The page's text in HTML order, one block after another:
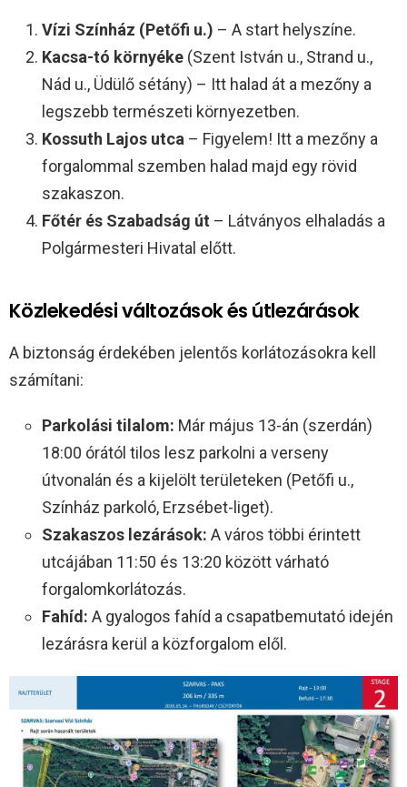
Vízi Színház (Petőfi u.) – A start helyszíne.
Kacsa-tó környéke (Szent István u., Strand u.,
Nád u., Üdülő sétány) – Itt halad át a mezőny a
legszebb természeti környezetben.
Kossuth Lajos utca – Figyelem! Itt a mezőny a
forgalommal szemben halad majd egy rövid
szakaszon.
Főtér és Szabadság út – Látványos elhaladás a
Polgármesteri Hivatal előtt.
Közlekedési változások és útlezárások
A biztonság érdekében jelentős korlátozásokra kell
számítani:
Parkolási tilalom: Már május 13-án (szerdán)
18:00 órától tilos lesz parkolni a verseny
útvonalán és a kijelölt területeken (Petőfi u.,
Színház parkoló, Erzsébet-liget).
Szakaszos lezárások: A város többi érintett
utcájában 11:50 és 13:20 között várható
forgalomkorlátozás.
Fahíd: A gyalogos fahíd a csapatbemutató idején
lezárásra kerül a közforgalom elől.